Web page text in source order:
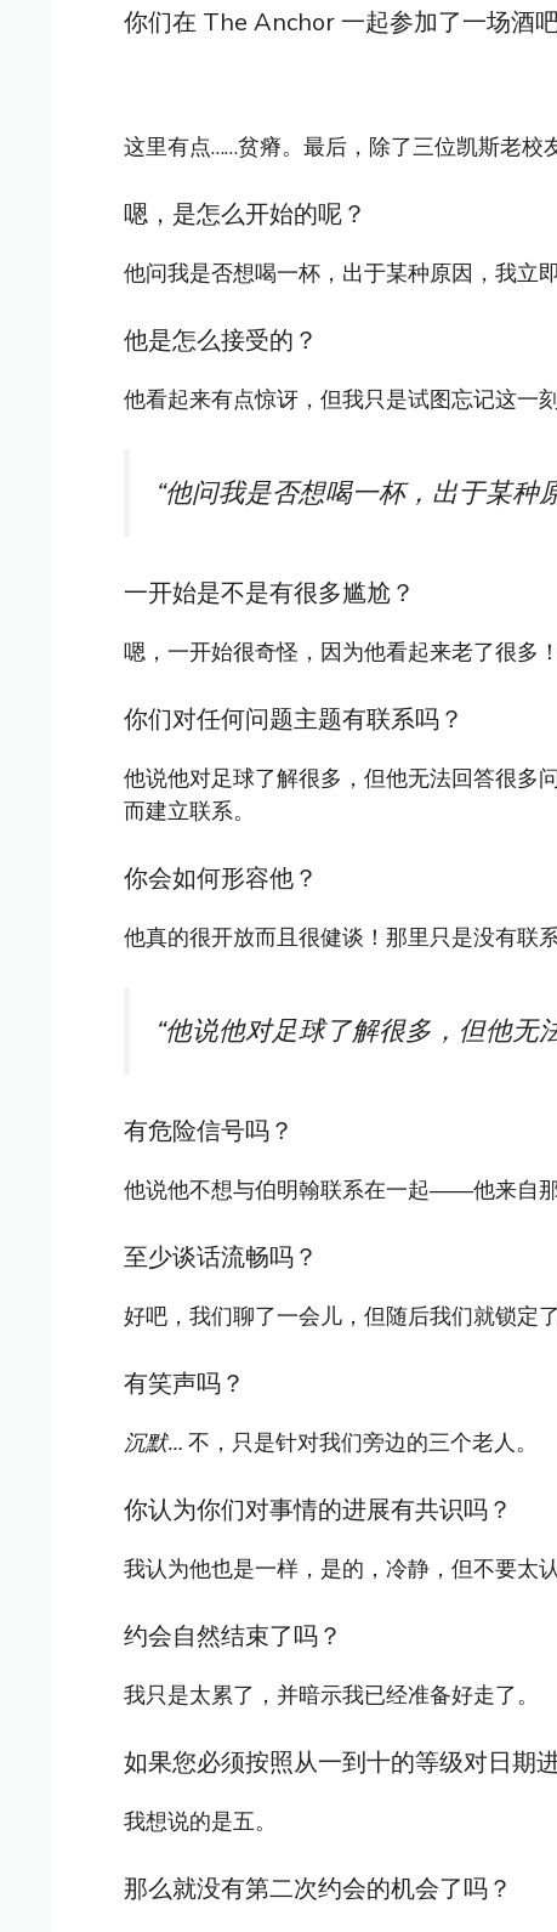
你们在 The Anchor 一起参加了一场酒
这里有点……贫瘠。最后，除了三位凯斯老校
嗯，是怎么开始的呢？
他问我是否想喝一杯，出于某种原因，我立
他是怎么接受的？
他看起来有点惊讶，但我只是试图忘记这一刻
“他问我是否想喝一杯，出于某种
一开始是不是有很多尴尬？
嗯，一开始很奇怪，因为他看起来老了很多
你们对任何问题主题有联系吗？
他说他对足球了解很多，但他无法回答很多
而建立联系。
你会如何形容他？
他真的很开放而且很健谈！那里只是没有联系
“他说他对足球了解很多，但他无
有危险信号吗？
他说他不想与伯明翰联系在一起——他来自
至少谈话流畅吗？
好吧，我们聊了一会儿，但随后我们就锁定
有笑声吗？
沉默… 不，只是针对我们旁边的三个老人。
你认为你们对事情的进展有共识吗？
我认为他也是一样，是的，冷静，但不要太
约会自然结束了吗？
我只是太累了，并暗示我已经准备好走了。
如果您必须按照从一到十的等级对日期
我想说的是五。
那么就没有第二次约会的机会了吗？